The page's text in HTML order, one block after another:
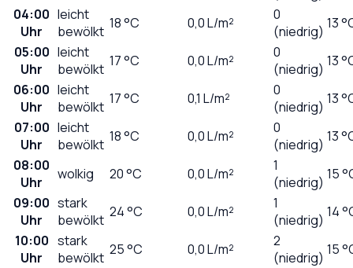
04:00
Uhr
leicht
bewölkt 18°C 0,0L/m²
0
(niedrig) 13
05:00
Uhr
leicht
bewölkt 17°C 0,0L/m²
0
(niedrig) 13
06:00
Uhr
leicht
bewölkt 17°C 0,1 L/m²
0
(niedrig) 13
07:00
Uhr
leicht
bewölkt 18°C 0,0L/m²
0
(niedrig) 13
08:00
Uhr
wolkig 20°C 0,0L/m²
1
(niedrig) 15
09:00
Uhr
stark
bewölkt 24°C 0,0L/m²
1
(niedrig) 14
10:00
Uhr
stark
bewölkt 25°C 0,0L/m²
2
(niedrig) 15